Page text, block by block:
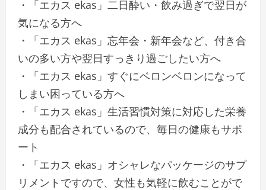
・「エカス ekas」二日酔い・飲み過ぎで翌日が
気になる方へ
・「エカス ekas」忘年会・新年会など、付き合
いの多い方や翌日すっきり過ごしたい方へ
・「エカス ekas」すぐにベロンベロンになって
しまい困っている方へ
・「エカス ekas」生活習慣対策に対応した栄養
成分も配合されているので、毎日の健康もサポ
ート
・「エカス ekas」オシャレなパッケージのサプ
リメントですので、女性も気軽に飲むことがで